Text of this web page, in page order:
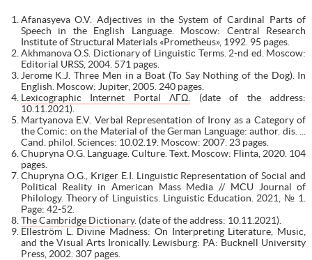
Afanasyeva O.V. Adjectives in the System of Cardinal Parts of
Speech in the English Language. Moscow: Central Research
Institute of Structural Materials «Prometheus», 1992. 95 pages.
Akhmanova O.S. Dictionary of Linguistic Terms. 2-nd ed. Moscow:
Editorial URSS, 2004. 571 pages.
Jerome K.J. Three Men in a Boat (To Say Nothing of the Dog). In
English. Moscow: Jupiter, 2005. 240 pages.
Lexicographic Internet Portal ΛΓΩ.
(date of the address:
10.11.2021).
Martyanova E.V. Verbal Representation of Irony as a Category of
the Comic: on the Material of the German Language: author. dis. ...
Cand. philol. Sciences: 10.02.19. Moscow: 2007. 23 pages.
Chupryna O.G. Language. Culture. Text. Moscow: Flinta, 2020. 104
pages.
Chupryna O.G., Kriger E.I. Linguistic Representation of Social and
Political Reality in American Mass Media // MCU Journal of
Philology. Theory of Linguistics. Linguistic Education. 2021, № 1.
Рage: 42-52.
The Cambridge Dictionary. (date of the address: 10.11.2021).
Elleström L. Divine Madness: On Interpreting Literature, Music,
and the Visual Arts Ironically. Lewisburg: PA: Bucknell University
Press, 2002. 307 pages.